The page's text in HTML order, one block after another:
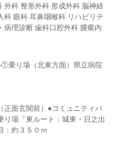
外科 整形外科 形成外科 脳神経
科 眼科 耳鼻咽喉科 リハビリテ
病理診断 歯科口腔外科 腫瘍内
乗り場（北東方面）県立病院
正面玄関前）●コミュニティバ
場「東ルート：城東・日之出
：約３５０ｍ